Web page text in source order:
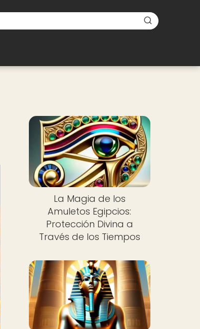
La Magia de los
Amuletos Egipcios:
Protección Divina a
Través de los Tiempos